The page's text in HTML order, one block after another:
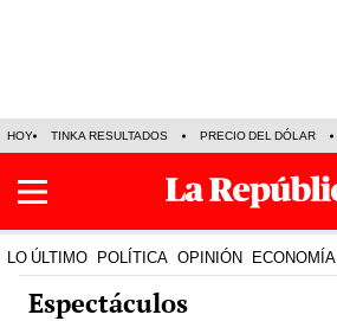
HOY TINKA RESULTADOS PRECIO DEL DÓLAR
LO ÚLTIMO POLÍTICA OPINIÓN ECONOMÍA
Espectáculos